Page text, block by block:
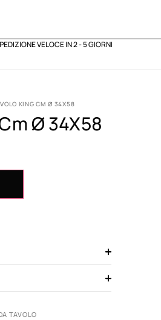
VELOCE IN 2 - 5 GIORNI
KING CM Ø 34X58
Ø 34X58
TAVOLO